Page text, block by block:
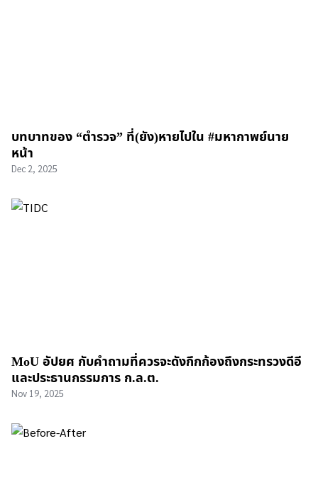
บทบาทของ “ตำรวจ” ที่(ยัง)หายไปใน #มหากาพย์นาย
หน้า
Dec 2, 2025
MoU อัปยศ กับคำถามที่ควรจะดังกึกก้องถึงกระทรวงดีอี
และประธานกรรมการ ก.ล.ต.
Nov 19, 2025